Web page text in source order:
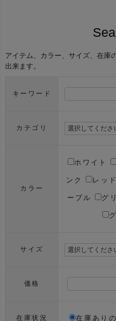
アイテム、カラー、サイズ、在庫
出来ます。
キーワード
カテゴリ
カラー
ホワイト
ンク レッド
ープル グ
サイズ
価格
在庫状況 在庫あり